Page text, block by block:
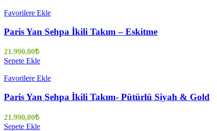
Favorilere Ekle
Paris Yan Sehpa İkili Takım – Eskitme
21.990,00₺
Sepete Ekle
Favorilere Ekle
Paris Yan Sehpa İkili Takım- Pütürlü Siyah & Gold
21.990,00₺
Sepete Ekle